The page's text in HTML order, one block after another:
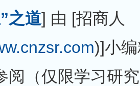
之道] 由 [招商人
)]小
阅（仅限学习研